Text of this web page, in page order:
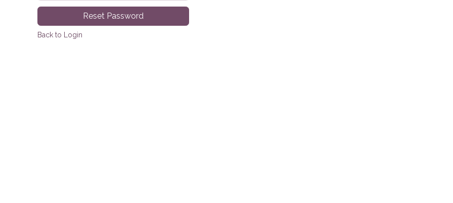
Reset Password
Back to Login